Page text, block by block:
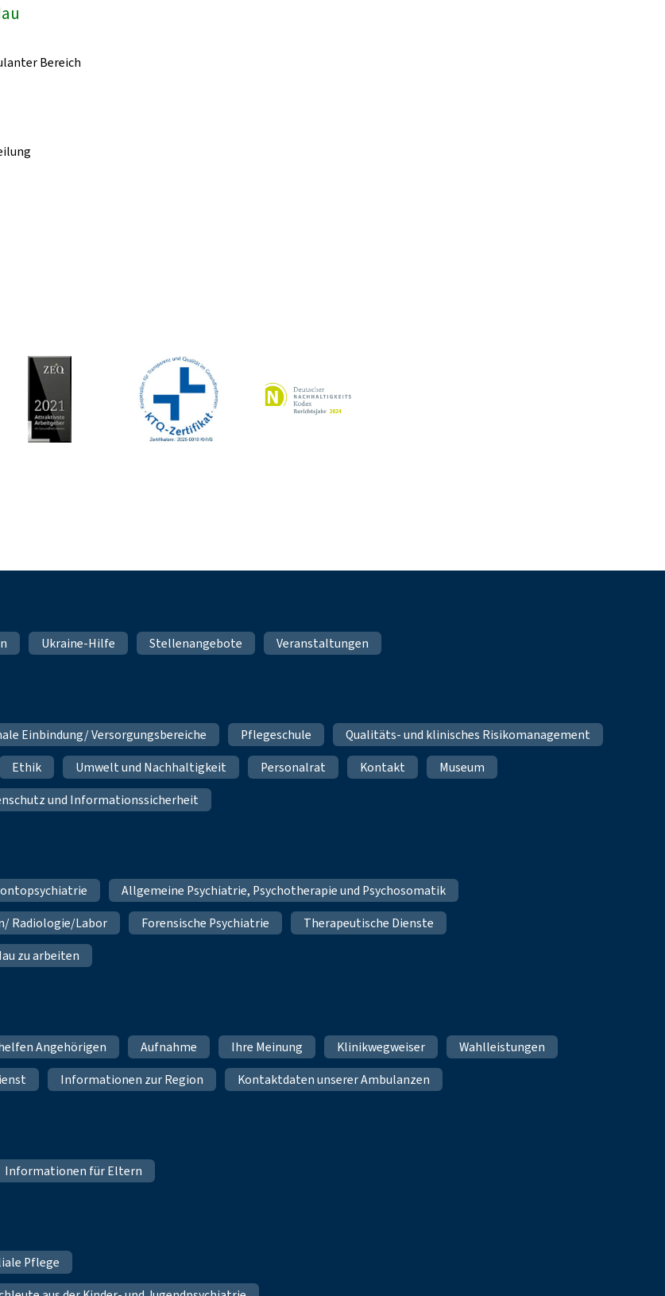
Bereich
Ukraine-Hilfe Stellenangebote Veranstaltungen
Einbindung/ Versorgungsbereiche Pflegeschule
Qualitäts- und klinisches Risikomanagement
Ethik Umwelt und Nachhaltigkeit Personalrat Kontakt
Museum
und Informationssicherheit
Allgemeine Psychiatrie, Psychotherapie und Psychosomatik
Radiologie/Labor Forensische Psychiatrie
Therapeutische Dienste
zu arbeiten
Angehörigen Aufnahme Ihre Meinung Klinikwegweiser
Wahlleistungen
Informationen zur Region Kontaktdaten unserer Ambulanzen
Informationen für Eltern
Pflege